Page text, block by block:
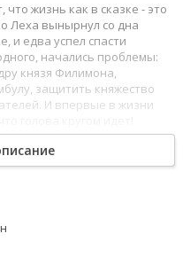
жизнь как в сказке - это
Леха вынырнул со дна
и едва успел спасти
начались проблемы:
князя Филимона,
защитить княжество
И впервые в жизни
верный
считает Леху родной
Горыныч () в
смотреть онлайн с